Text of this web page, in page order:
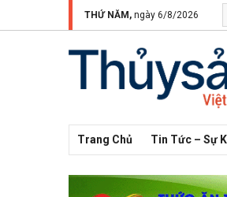
THỨ NĂM, ngày 6/8/2026
Trang Chủ Tin Tức – Sự